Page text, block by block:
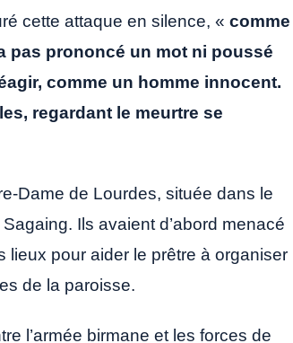
cette attaque en silence, « comme
pas prononcé un mot ni poussé
comme un homme innocent.
regardant le meurtre se
Dame de Lourdes, située dans le
Ils avaient d’abord menacé
lieux pour aider le prêtre à organiser
de la paroisse.
l’armée birmane et les forces de